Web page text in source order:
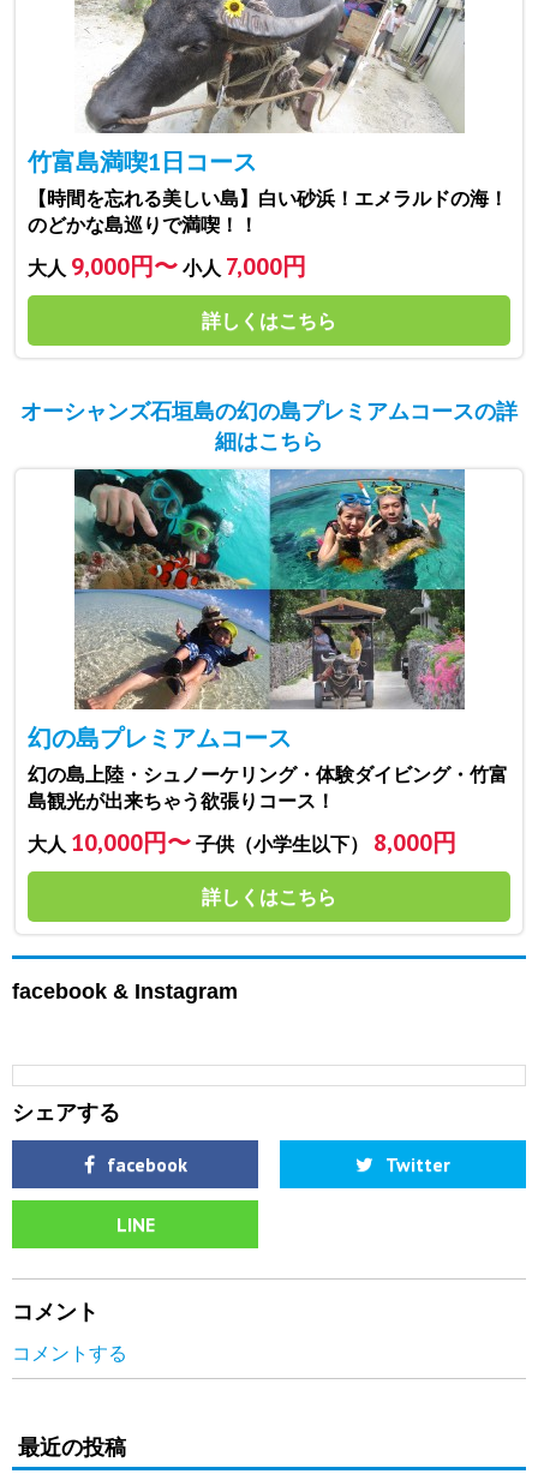
竹富島満喫1日コース
【時間を忘れる美しい島】白い砂浜！エメラルドの海！
のどかな島巡りで満喫！！
大人 9,000円〜 小人 7,000円
詳しくはこちら
オーシャンズ石垣島の幻の島プレミアムコースの詳
細はこちら
幻の島プレミアムコース
幻の島上陸・シュノーケリング・体験ダイビング・竹富
島観光が出来ちゃう欲張りコース！
大人 10,000円〜 子供（小学生以下） 8,000円
詳しくはこちら
facebook & Instagram
シェアする
facebook Twitter
LINE
コメント
コメントする
最近の投稿